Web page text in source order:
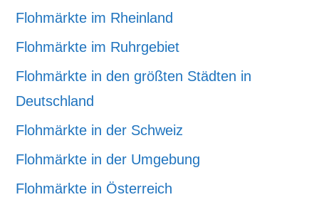
Flohmärkte im Rheinland
Flohmärkte im Ruhrgebiet
Flohmärkte in den größten Städten in
Deutschland
Flohmärkte in der Schweiz
Flohmärkte in der Umgebung
Flohmärkte in Österreich